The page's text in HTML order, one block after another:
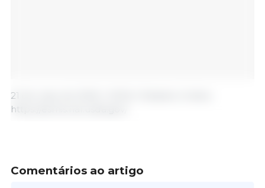
21 de maio de 2026 / USDA / Estados Unidos.
https://esmis.nal.usda.gov/
Comentários ao artigo